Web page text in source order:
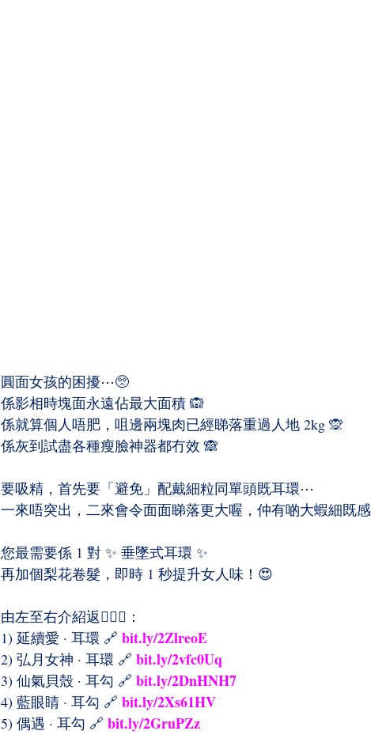
圓面女孩的困擾⋯🥺
係影相時塊面永遠佔最大面積 🙉
係就算個人唔肥，咀邊兩塊肉已經睇落重過人地 2kg 🙊
係灰到試盡各種瘦臉神器都冇效 🙈
要吸精，首先要「避免」配戴細粒同單頭既耳環⋯
一來唔突出，二來會令面面睇落更大喔，仲有啲大蝦細既
您最需要係 1 對 ✨ 垂墜式耳環 ✨
再加個梨花卷髮，即時 1 秒提升女人味！😍
由左至右介紹返💁🏻‍♀️：
1) 延續愛 · 耳環 🔗 bit.ly/2ZlreoE
2) 弘月女神 · 耳環 🔗 bit.ly/2vfc0Uq
3) 仙氣貝殼 · 耳勾 🔗 bit.ly/2DnHNH7
4) 藍眼睛 · 耳勾 🔗 bit.ly/2Xs61HV
5) 偶遇 · 耳勾 🔗 bit.ly/2GruPZz